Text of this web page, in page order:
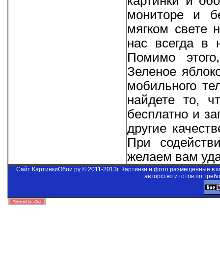
мониторе и
мягком свете
нас всегда в
Помимо
Зеленое
мобильного
найдете то,
бесплатно и
другие
При
желаем вам
Сайт КартинкиОбои.ру © 2011-2013г. Картинки и фото размещенные в
авторство и готов по